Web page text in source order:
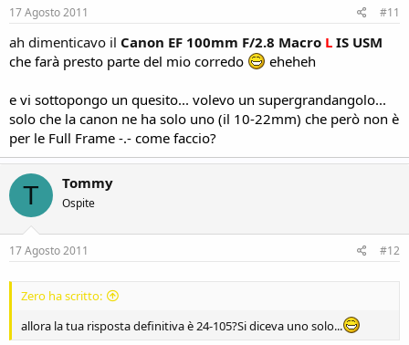
17 Agosto 2011 #11
ah dimenticavo il Canon EF 100mm F/2.8 Macro L IS USM
che farà presto parte del mio corredo
eheheh
e vi sottopongo un quesito... volevo un supergrandangolo...
solo che la canon ne ha solo uno (il 10-22mm) che però non è
per le Full Frame -.- come faccio?
T Tommy
Ospite
17 Agosto 2011 #12
Zero ha scritto:
allora la tua risposta definitiva è 24-105?Si diceva uno solo...